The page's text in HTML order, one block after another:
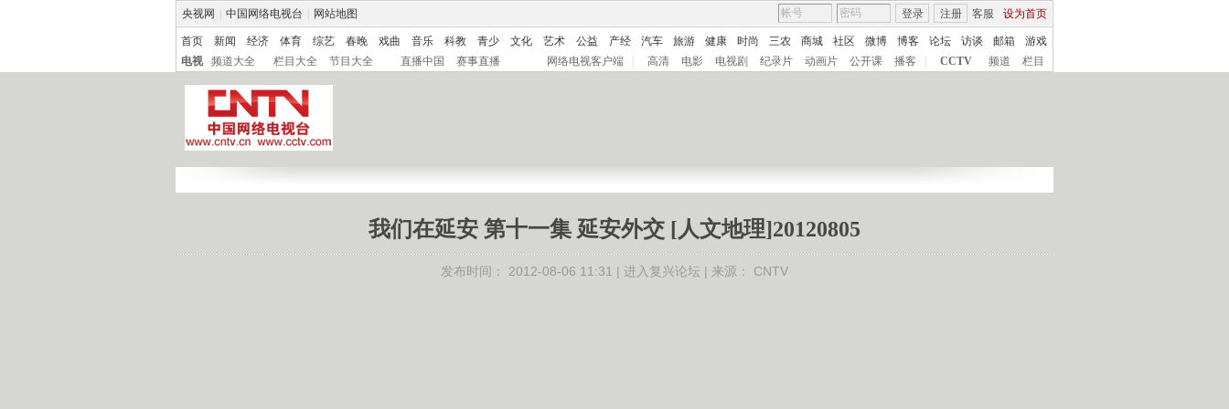
央视网 中国网络电视台 网站地图 客服 设为首页
登录 注册
首页 新闻 经济 体育 综艺 春晚 戏曲 音乐 科教 青少 文化 艺术 公益 产经 汽车 旅游 健康 时尚 三农 商城 社区 微博 博客 论坛 访谈 邮箱
游戏
电视
频道大全 栏目大全 节目大全 直播中国 赛事直播 网络电视客户端 高清 电影 电视剧 纪录片 动画片 公开课 播客 CCTV 频道 栏目
我们在延安 第十一集 延安外交 [人文地理]20120805
发布时间： 2012-08-06 11:31 | 进入复兴论坛 | 来源： CNTV